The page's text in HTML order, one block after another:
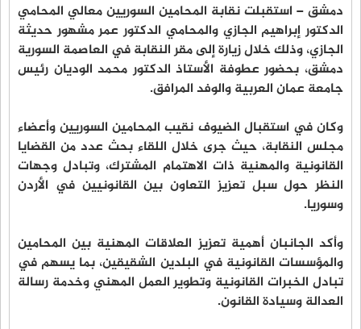
دمشق – استقبلت نقابة المحامين السوريين معالي المحامي
الدكتور إبراهيم الجازي والمحامي الدكتور عمر مشهور حديثة
الجازي، وذلك خلال زيارة إلى مقر النقابة في العاصمة السورية
دمشق، بحضور عطوفة الأستاذ الدكتور محمد الوديان رئيس
جامعة عمان العربية والوفد المرافق.
وكان في استقبال الضيوف نقيب المحامين السوريين وأعضاء
مجلس النقابة، حيث جرى خلال اللقاء بحث عدد من القضايا
القانونية والمهنية ذات الاهتمام المشترك، وتبادل وجهات
النظر حول سبل تعزيز التعاون بين القانونيين في الأردن
وسوريا.
وأكد الجانبان أهمية تعزيز العلاقات المهنية بين المحامين
والمؤسسات القانونية في البلدين الشقيقين، بما يسهم في
تبادل الخبرات القانونية وتطوير العمل المهني وخدمة رسالة
العدالة وسيادة القانون.